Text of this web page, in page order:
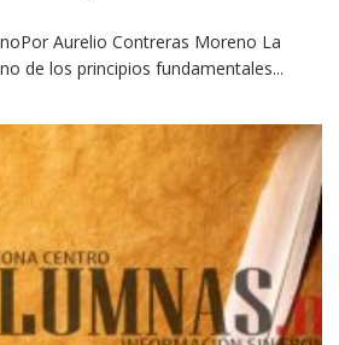
Aurelio Contreras Moreno La
de los principios fundamentales...